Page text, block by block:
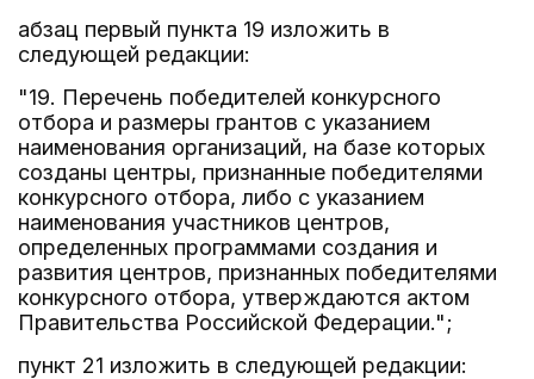
абзац первый пункта 19 изложить в
следующей редакции:
"19. Перечень победителей конкурсного
отбора и размеры грантов с указанием
наименования организаций, на базе которых
созданы центры, признанные победителями
конкурсного отбора, либо с указанием
наименования участников центров,
определенных программами создания и
развития центров, признанных победителями
конкурсного отбора, утверждаются актом
Правительства Российской Федерации.";
пункт 21 изложить в следующей редакции: